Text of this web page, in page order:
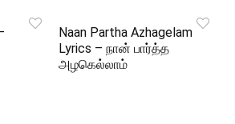
Naan Partha Azhagelam
Lyrics – நான் பார்த்த
அழகெல்லாம்